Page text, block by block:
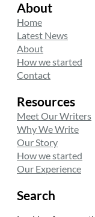
About
Home
Latest News
About
How we started
Contact
Resources
Meet Our Writers
Why We Write
Our Story
How we started
Our Experience
Search